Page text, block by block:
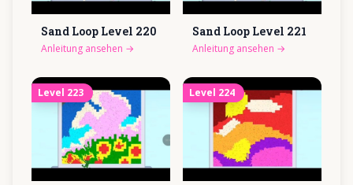
Sand Loop Level 220
Anleitung ansehen →
Sand Loop Level 221
Anleitung ansehen →
Level 223 Level 224